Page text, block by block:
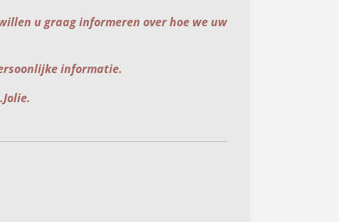
u graag informeren over hoe we uw
informatie.